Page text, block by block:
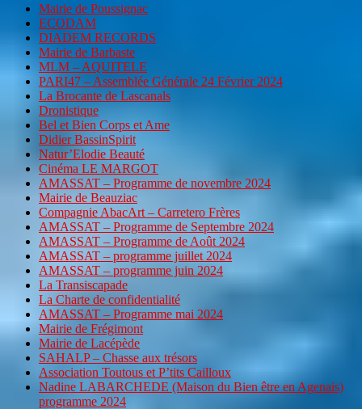
Mairie de Poussignac
ECODAM
DIADEM RECORDS
Mairie de Barbaste
MLM – AQUITELE
PARI47 – Assemblée Générale 24 Février 2024
La Brocante de Lascanals
Dronistique
Bel et Bien Corps et Ame
Didier BassinSpirit
Natur’Elodie Beauté
Cinéma LE MARGOT
AMASSAT – Programme de novembre 2024
Mairie de Beauziac
Compagnie AbacArt – Carretero Frères
AMASSAT – Programme de Septembre 2024
AMASSAT – Programme de Août 2024
AMASSAT – programme juillet 2024
AMASSAT – programme juin 2024
La Transiscapade
La Charte de confidentialité
AMASSAT – Programme mai 2024
Mairie de Frégimont
Mairie de Lacépède
SAHALP – Chasse aux trésors
Association Toutous et P’tits Cailloux
Nadine LABARCHEDE (Maison du Bien être en Agenais)
programme 2024